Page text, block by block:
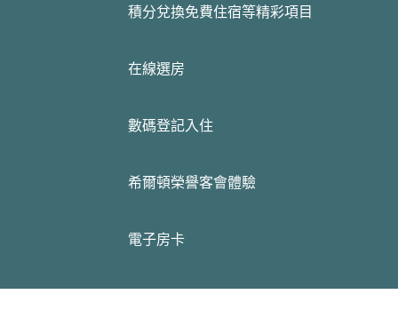
積分兌換免費住宿等精彩項目
在線選房
數碼登記入住
希爾頓榮譽客會體驗
電子房卡